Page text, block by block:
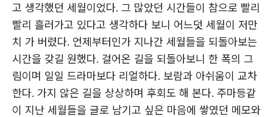
고 생각했던 세월이었다. 그 많았던 시간들이 참으로 빨리
빨리 흘러가고 있다고 생각하다 보니 어느덧 세월이 저만
치 가 버렸다. 언제부터인가 지나간 세월들을 되돌아보는
시간을 갖길 원했다. 걸어온 길을 되돌아보니 한 폭의 그
림이며 일일 드라마보다 리얼하다. 보람과 아쉬움이 교차
한다. 가지 않은 길을 상상하며 후회도 해 본다. 주마등같
이 지난 세월들을 글로 남기고 싶은 마음에 쌓였던 메모와